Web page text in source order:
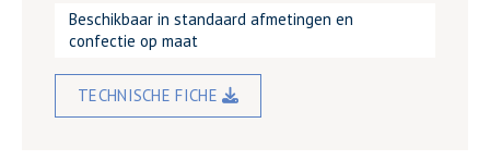
Beschikbaar in standaard afmetingen en
confectie op maat
TECHNISCHE FICHE